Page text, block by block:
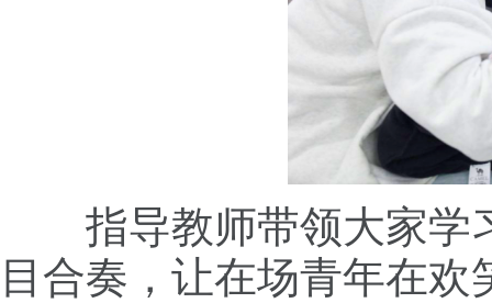
指导教师带领大家学
目合奏，让在场青年在